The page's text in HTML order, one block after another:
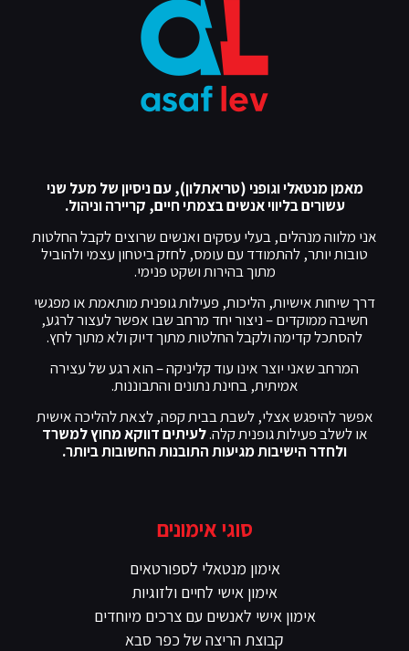
מאמן מנטאלי וגופני (טריאתלון), עם ניסיון של מעל שני
עשורים בליווי אנשים בצמתי חיים, קריירה וניהול.
אני מלווה מנהלים, בעלי עסקים ואנשים שרוצים לקבל החלטות
טובות יותר, להתמודד עם עומס, לחזק ביטחון עצמי ולהוביל
מתוך בהירות ושקט פנימי.
דרך שיחות אישיות, הליכות, פעילות גופנית מותאמת או מפגשי
חשיבה ממוקדים – ניצור יחד מרחב שבו אפשר לעצור לרגע,
להסתכל קדימה ולקבל החלטות מתוך דיוק ולא מתוך לחץ.
המרחב שאני יוצר אינו עוד קליניקה – הוא רגע של עצירה
אמיתית, בחינת נתונים והתבוננות.
אפשר להיפגש אצלי, לשבת בבית קפה, לצאת להליכה אישית
או לשלב פעילות גופנית קלה.לעיתים דווקא מחוץ למשרד
ולחדר הישיבות מגיעות התובנות החשובות ביותר.
סוגי אימונים
אימון מנטאלי לספורטאים
אימון אישי לחיים ולזוגיות
אימון אישי לאנשים עם צרכים מיוחדים
קבוצת הריצה של כפר סבא